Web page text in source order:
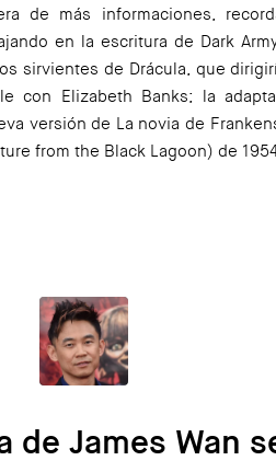
de más informaciones,
en la escritura de Dark
sirvientes de Drácula, que
con Elizabeth Banks; la
versión de La novia de
from the Black Lagoon) de
de James Wan